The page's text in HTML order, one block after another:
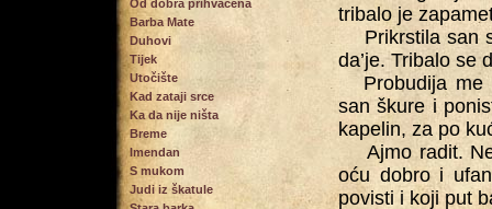
Od dobra prihvaćena
Barba Mate
Duhovi
Tijek
Utočište
Kad zataji srce
Ka da nije ništa
Breme
Imendan
S mukom
Judi iz škatule
tribalo je
Prikrstila san
da’je. Tribalo se
Probudija me
san škure i
kapelin, za po
Ajmo radit. Ne
oću dobro i
povisti i koji put